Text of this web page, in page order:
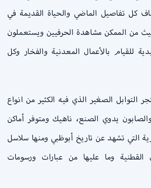
كل تفاصيل الماضي والحياة القديمة في
من الممكن مشاهدة الحرفيين ويستعملون
للقيام بالأعمال المعدنية والفخار وكل
التوابل الصغير الذي فيه الكثير من انواع
يدوي الصنع، ناهيك ومتوفر أماكن
التي تشهد عن تاريخ أبوظبي ومنها سلاسل
القطنية وما عليها من عبارات ورسومات